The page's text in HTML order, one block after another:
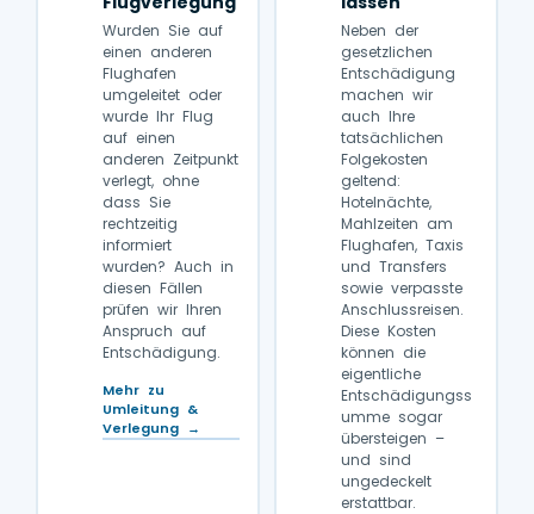
Wurden Sie auf
einen anderen
Flughafen
umgeleitet oder
wurde Ihr Flug
auf einen
anderen Zeitpunkt
verlegt, ohne
dass Sie
rechtzeitig
informiert
wurden? Auch in
diesen Fällen
prüfen wir Ihren
Anspruch auf
Entschädigung.
Mehr zu
Umleitung &
Verlegung →
Neben der
gesetzlichen
Entschädigung
machen wir
auch Ihre
tatsächlichen
Folgekosten
geltend:
Hotelnächte,
Mahlzeiten am
Flughafen, Taxis
und Transfers
sowie verpasste
Anschlussreisen.
Diese Kosten
können die
eigentliche
Entschädigungss
umme sogar
übersteigen –
und sind
ungedeckelt
erstattbar.